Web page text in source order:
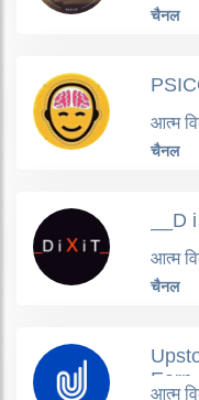
चैनल
आत्म
चैनल
__D
आत्म
चैनल
Earn
आत्म